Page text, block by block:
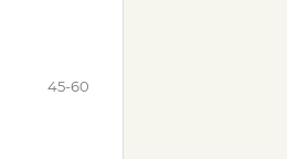
45-60